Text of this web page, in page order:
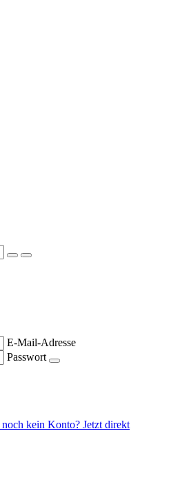
E-Mail-Adresse
Passwort
noch kein Konto? Jetzt direkt